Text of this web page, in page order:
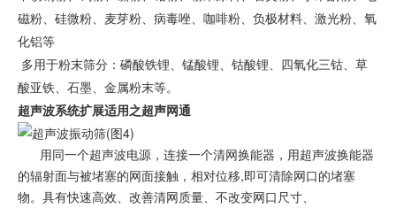
磁粉、硅微粉、麦芽粉、病毒唑、咖啡粉、负极材料、激光粉、氧
化铝等
多用于粉末筛分：磷酸铁锂、锰酸锂、钴酸锂、四氧化三钴、 草
酸亚铁、石墨、金属粉末等。
超声波系统扩展适用之超声网通
用同一个超声波电源，连接一个清网换能器，用超声波换能器
的辐射面与被堵塞的网面接触，相对位移,即可清除网口的堵塞
物。具有快速高效、改善清网质量、不改变网口尺寸、